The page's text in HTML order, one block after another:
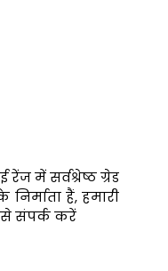
में सर्वश्रेष्ठ ग्रेड
निर्माता हैं, हमारी
संपर्क करें